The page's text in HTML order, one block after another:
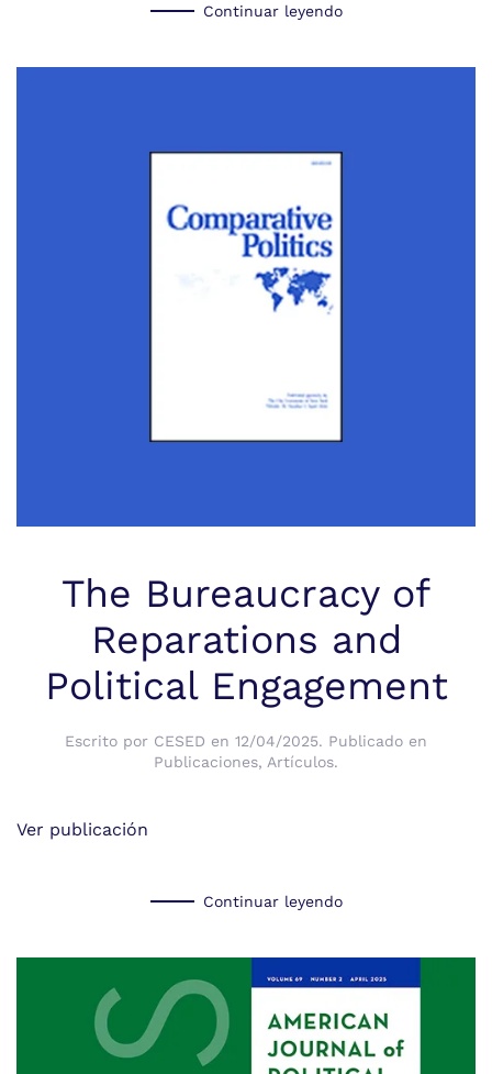
Continuar leyendo
The Bureaucracy of
Reparations and
Political Engagement
Escrito por CESED en 12/04/2025. Publicado en
Publicaciones, Artículos.
Ver publicación
Continuar leyendo